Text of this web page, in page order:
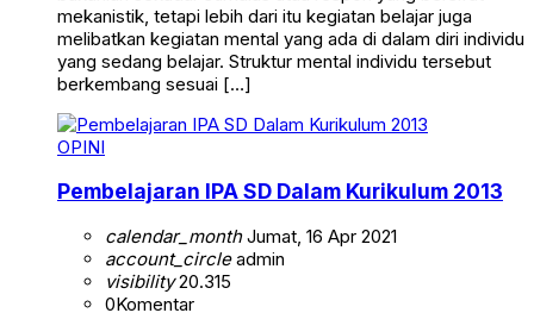
mekanistik, tetapi lebih dari itu kegiatan belajar juga
melibatkan kegiatan mental yang ada di dalam diri individu
yang sedang belajar. Struktur mental individu tersebut
berkembang sesuai […]
OPINI
Pembelajaran IPA SD Dalam Kurikulum 2013
calendar_monthJumat, 16 Apr 2021
account_circleadmin
visibility20.315
0Komentar